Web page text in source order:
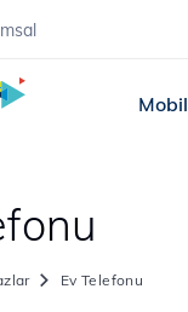
Mobil
Ev Telefonu